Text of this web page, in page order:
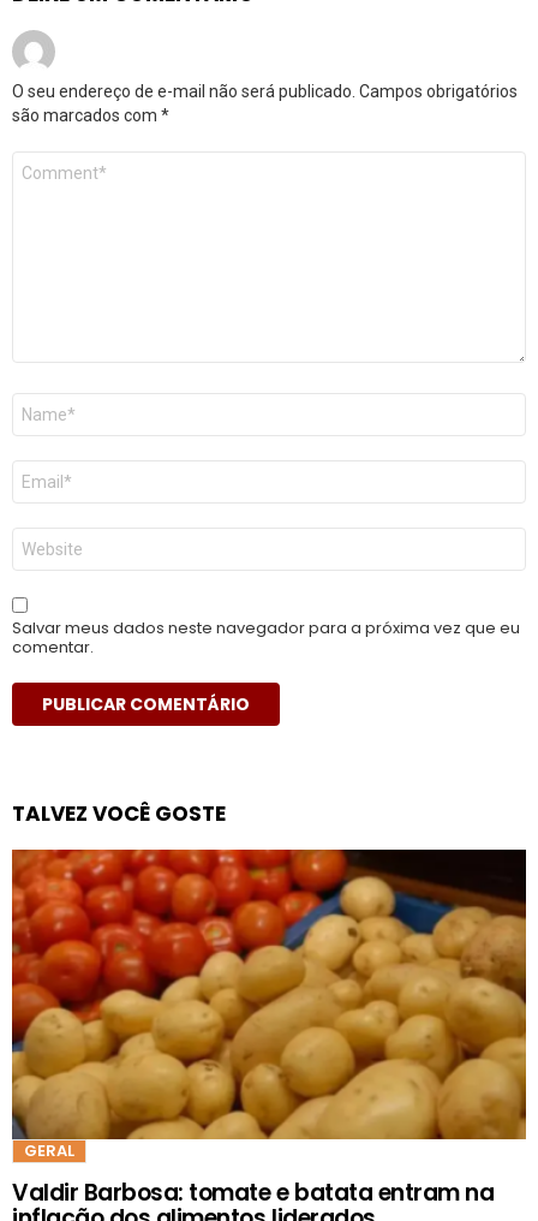
O seu endereço de e-mail não será publicado. Campos obrigatórios
são marcados com *
Comentário
Nome
E-
mail
*
Site
Salvar meus dados neste navegador para a próxima vez que eu
comentar.
TALVEZ VOCÊ GOSTE
GERAL
Valdir Barbosa: tomate e batata entram na